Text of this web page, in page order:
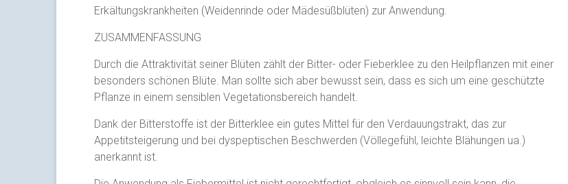
Erkältungskrankheiten (Weidenrinde oder Mädesüßblüten) zur Anwendung.
ZUSAMMENFASSUNG
Durch die Attraktivität seiner Blüten zählt der Bitter- oder Fieberklee zu den Heilpflanzen mit einer
besonders schönen Blüte. Man sollte sich aber bewusst sein, dass es sich um eine geschützte
Pflanze in einem sensiblen Vegetationsbereich handelt.
Dank der Bitterstoffe ist der Bitterklee ein gutes Mittel für den Verdauungstrakt, das zur
Appetitsteigerung und bei dyspeptischen Beschwerden (Völlegefühl, leichte Blähungen ua.)
anerkannt ist.